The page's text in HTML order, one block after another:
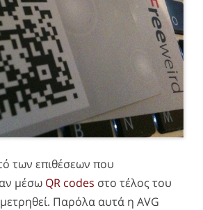
των επιθέσεων που
μέσω QR codes στο τέλος του
Παρόλα αυτά η AVG